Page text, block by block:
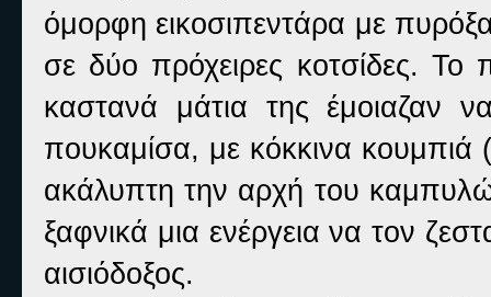
όμορφη εικοσιπεντάρα με
σε δύο πρόχειρες κοτσίδες.
καστανά μάτια της έμοιαζαν
πουκαμίσα, με κόκκινα
ακάλυπτη την αρχή του
ξαφνικά μια ενέργεια να τον
αισιόδοξος.